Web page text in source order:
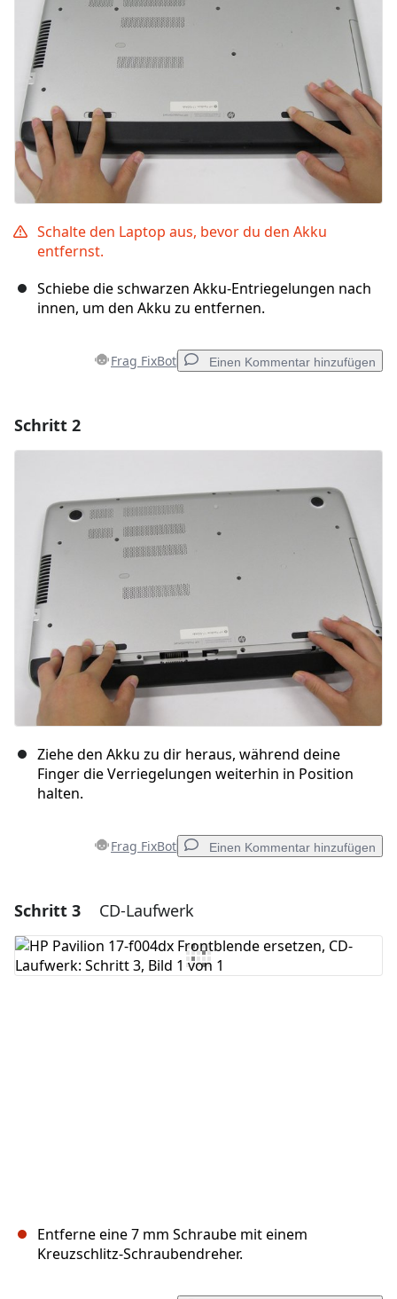
Schalte den Laptop aus, bevor du den Akku
entfernst.
Schiebe die schwarzen Akku-Entriegelungen nach
innen, um den Akku zu entfernen.
Frag FixBot Einen Kommentar hinzufügen
Schritt 2
Ziehe den Akku zu dir heraus, während deine
Finger die Verriegelungen weiterhin in Position
halten.
Frag FixBot Einen Kommentar hinzufügen
Einen Kommentar hinzufügen
Kommentar hinzufügen
Schritt 3 CD-Laufwerk
Entferne eine 7 mm Schraube mit einem
Kreuzschlitz-Schraubendreher.